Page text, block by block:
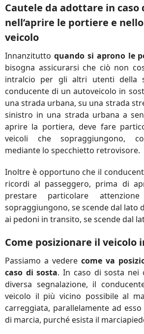
Cautele da adottare in caso
nell’aprire le portiere e
veicolo
Innanzitutto quando si aprono le
bisogna assicurarsi che ciò non
intralcio per gli altri utenti della
conducente di un autoveicolo in
una strada urbana, su una strada
sinistro in una strada urbana a
aprire la portiera, deve fare
veicoli che sopraggiungono,
mediante lo specchietto retrovisore.
Inoltre è opportuno che il
ricordi al passeggero, prima di
prestare particolare
sopraggiungono, se scende dal lato
ai pedoni in transito, se scende dal
Come posizionare il veicolo
Passiamo a vedere come va
caso di sosta. In caso di sosta nei
diversa segnalazione, il
veicolo il più vicino possibile al
carreggiata, parallelamente ad
di marcia, purché esista il